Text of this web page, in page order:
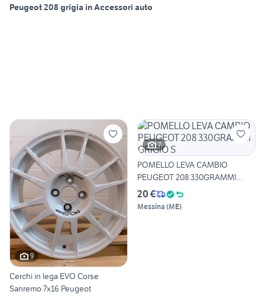
Peugeot 208 grigia in Accessori auto
9
Cerchi in lega EVO Corse
Sanremo 7x16 Peugeot
7
POMELLO LEVA CAMBIO
PEUGEOT 208 330GRAMMI
GRIGIO S
20 €
Messina (ME)